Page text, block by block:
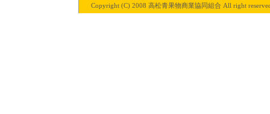
Copyright (C) 2008 高松青果物商業協同組合 All right